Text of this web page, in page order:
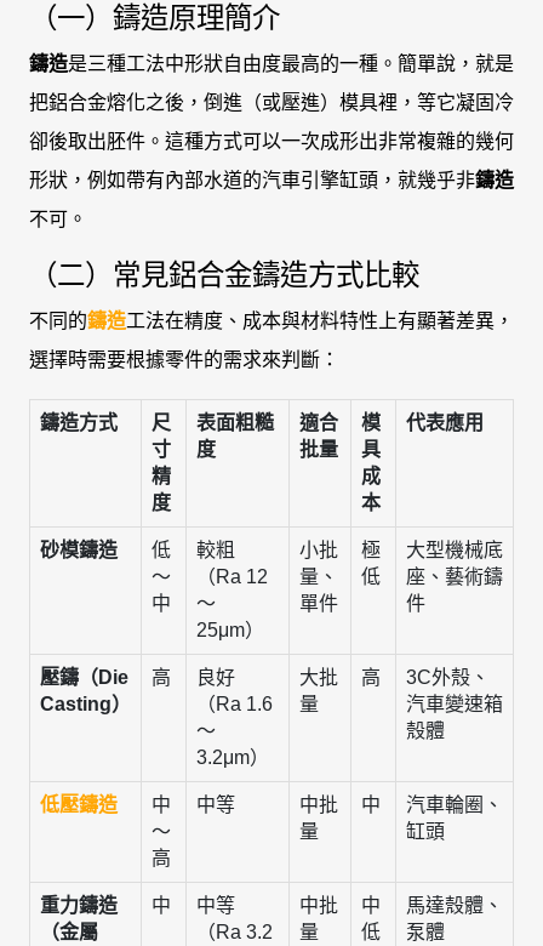
（一）鑄造原理簡介
鑄造是三種工法中形狀自由度最高的一種。簡單說，就是
把鋁合金熔化之後，倒進（或壓進）模具裡，等它凝固冷
卻後取出胚件。這種方式可以一次成形出非常複雜的幾何
形狀，例如帶有內部水道的汽車引擎缸頭，就幾乎非鑄造
不可。
（二）常見鋁合金鑄造方式比較
不同的鑄造工法在精度、成本與材料特性上有顯著差異，
選擇時需要根據零件的需求來判斷：
鑄造方式
尺
寸
精
度
表面粗糙
度
適合
批量
模
具
成
本
代表應用
砂模鑄造
低
～
中
較粗
（Ra 12
～
25μm）
小批
量、
單件
極
低
大型機械底
座、藝術鑄
件
壓鑄（Die
Casting）
高
良好
（Ra 1.6
～
3.2μm）
大批
量
高
3C外殼、
汽車變速箱
殼體
低壓鑄造
中
～
高
中等
中批
量
中
汽車輪圈、
缸頭
重力鑄造
（金屬
中
中等
（Ra 3.2
中批
量
中
低
馬達殼體、
泵體